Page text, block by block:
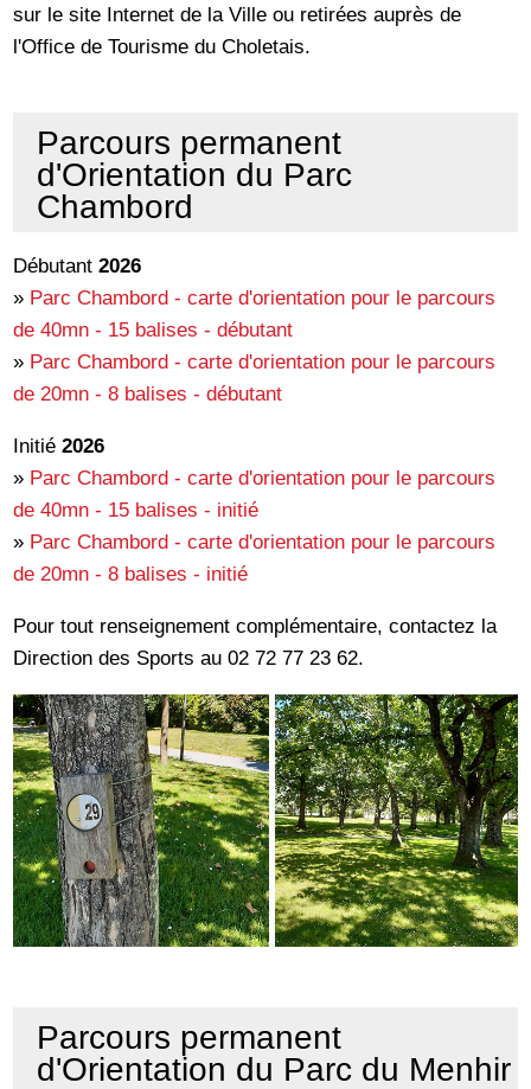
sur le site Internet de la Ville ou retirées auprès de
l'Office de Tourisme du Choletais.
Parcours permanent
d'Orientation du Parc
Chambord
Débutant2026
» Parc Chambord - carte d'orientation pour le parcours
de 40mn - 15 balises - débutant
» Parc Chambord - carte d'orientation pour le parcours
de 20mn - 8 balises - débutant
Initié2026
» Parc Chambord - carte d'orientation pour le parcours
de 40mn - 15 balises - initié
» Parc Chambord - carte d'orientation pour le parcours
de 20mn - 8 balises - initié
Pour tout renseignement complémentaire, contactez la
Direction des Sports au 02 72 77 23 62.
Parcours permanent
d'Orientation du Parc du Menhir